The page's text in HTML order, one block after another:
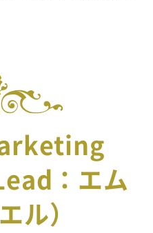
：エム
ル）